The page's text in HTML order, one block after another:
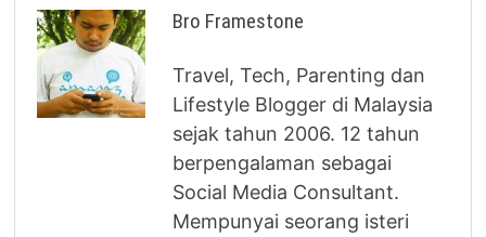
Bro Framestone
Travel, Tech, Parenting dan
Lifestyle Blogger di Malaysia
sejak tahun 2006. 12 tahun
berpengalaman sebagai
Social Media Consultant.
Mempunyai seorang isteri